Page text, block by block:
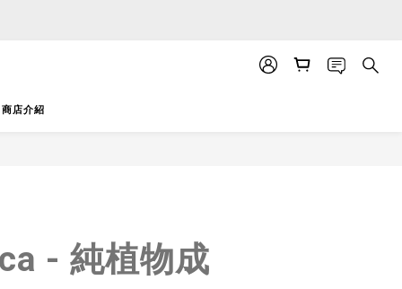
」推送。
商店介紹
- 純植物成